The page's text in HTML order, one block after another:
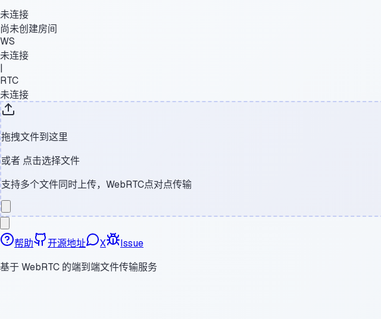
未连接
尚未创建房间
WS
未连接
|
RTC
未连接
拖拽文件到这里
或者 点击选择文件
支持多个文件同时上传，WebRTC点对点传输
帮助 开源地址 X
Issue
基于 WebRTC 的端到端文件传输服务